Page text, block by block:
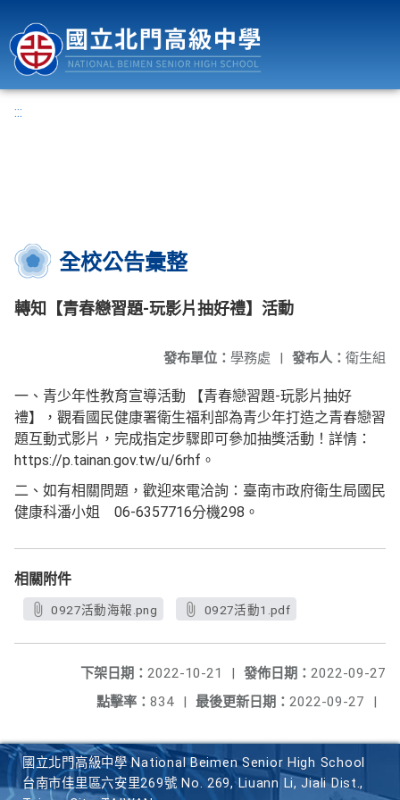
:::
全校公告彙整
轉知【青春戀習題-玩影片抽好禮】活動
發布人： 衛生組
發布單位： 學務處 |
一、青少年性教育宣導活動 【青春戀習題-玩影片抽好
禮】，觀看國民健康署衛生福利部為青少年打造之青春戀習
題互動式影片，完成指定步驟即可參加抽獎活動！詳情：
https://p.tainan.gov.tw/u/6rhf。
二、如有相關問題，歡迎來電洽詢：臺南市政府衛生局國民
健康科潘小姐 06-6357716分機298。
相關附件
0927活動海報.png 0927活動1.pdf
發佈日期： 2022-09-27
下架日期： 2022-10-21
|
最後更新日期： 2022-09-27 |
點擊率： 834 |
國立北門高級中學 National Beimen Senior High School
台南市佳里區六安里269號 No. 269, Liuann Li, Jiali Dist.,